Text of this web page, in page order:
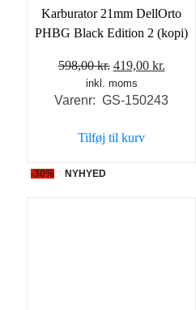
Karburator 21mm DellOrto
PHBG Black Edition 2 (kopi)
598,00kr. Den
oprindelige
pris
598,00 kr..
419,00 kr.
pris
inkl. moms
Varenr: GS-150243
Tilføj til kurv
-30% NYHYED